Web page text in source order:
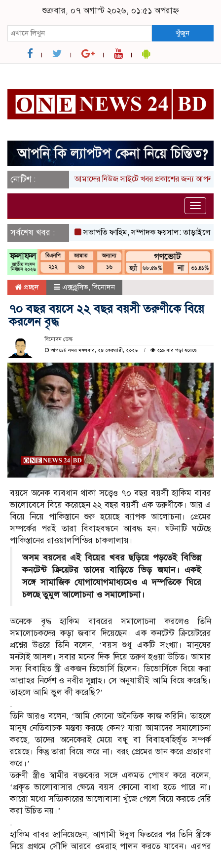
শুক্রবার, ০৭ অগাস্ট ২০২৬, ০১:৫১ অপরাহ্ন
খুঁজুন
নোটিশ : আমাদের নিউজ সাইটে খবর প্রকাশের জন্য আপনার লিখা
Toggle
সর্বশেষ খবর :সভাপতি ফাহিম, সম্পাদক ফয়সাল: তাড়াইলে ছাত্র
প্রচ্ছদ এক্সক্লুসিভ,বিনোদন
৭০ বছর বয়সে ২২ বছর বয়সী তরুণীকে বিয়ে
করলেন বৃদ্ধ
বিনোদন ডেস্ক
আপডেট সময় মঙ্গলবার, ২৪ ফেব্রুয়ারী, ২০২৬
২১৯ বার পড়া হয়েছে
বয়সে অনেক ব্যবধান থাকা সত্ত্বেও ৭০ বছর বয়সী হাকিম বাবর
ভালোবেসে বিয়ে করেছেন ২২ বছর বয়সী এক তরুণীকে। আর এ
বিয়ে নিয়ে পাকিস্তানে শুরু হয়েছে ব্যাপক আলোচনা। প্রেমের
সম্পর্কের পরই তারা বিবাহবন্ধনে আবদ্ধ হন। ঘটনাটি ঘটেছে
পাকিস্তানের রাওয়ালপিন্ডির চাকলালায়।
অসম বয়সের এই বিয়ের খবর ছড়িয়ে পড়তেই বিভিন্ন
কনটেন্ট ক্রিয়েটর তাদের বাড়িতে ভিড় জমান। একই
সঙ্গে সামাজিক যোগাযোগমাধ্যমেও এ দম্পতিকে ঘিরে
চলছে তুমুল আলোচনা ও সমালোচনা।
অনেকে বৃদ্ধ হাকিম বাবরের সমালোচনা করলেও তিনি
সমালোচকদের কড়া জবাব দিয়েছেন। এক কনটেন্ট ক্রিয়েটরের
প্রশ্নের উত্তরে তিনি বলেন, ‘বয়স শুধু একটি সংখ্যা। মানুষের
মনটাই আসল। সবার মনের দিক দিয়ে তরুণ হওয়া উচিত। আমার
সদ্য বিবাহিত স্ত্রী একজন ডিভোর্সি ছিলেন। ডিভোর্সিকে বিয়ে করা
আল্লাহর নির্দেশ ও নবীর সুন্নাহ। সে অনুযায়ীই আমি বিয়ে করেছি।
তাহলে আমি ভুল কী করেছি?’
.
তিনি আরও বলেন, ‘আমি কোনো অনৈতিক কাজ করিনি। তাহলে
মানুষ নেতিবাচক মন্তব্য করছে কেন? যারা আমাদের সমালোচনা
করছে, তাদের অনেকেরই মেয়ে বন্ধু বা বিবাহবহির্ভূত সম্পর্ক
রয়েছে। কিন্তু তারা বিয়ে করে না। বরং প্রেমের ভান করে প্রতারণা
করে।’
তরুণী স্ত্রীও স্বামীর বক্তব্যের সঙ্গে একমত পোষণ করে বলেন,
‘প্রকৃত ভালোবাসার ক্ষেত্রে বয়স কোনো বাধা হতে পারে না।
কারো মধ্যে সত্যিকারের ভালোবাসা খুঁজে পেলে বিয়ে করতে দেরি
করা উচিত নয়।’
.
হাকিম বাবর জানিয়েছেন, আগামী ঈদুল ফিতরের পর তিনি স্ত্রীকে
নিয়ে প্রথমে সৌদি আরবে ওমরাহ পালন করতে যাবেন। এরপর